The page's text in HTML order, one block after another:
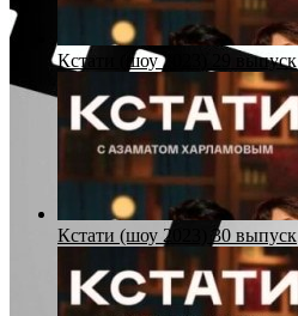
Кстати (шоу 2023) 29 выпуск
Кстати (шоу 2023) 30 выпуск